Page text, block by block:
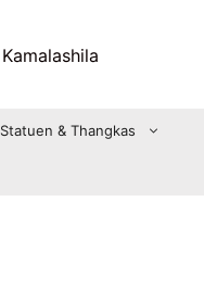
Statuen & Thangkas